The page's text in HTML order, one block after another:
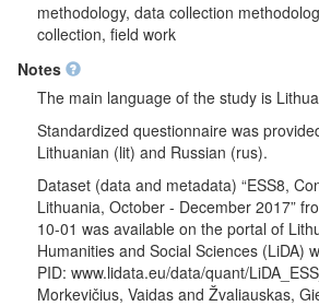
methodology, data collection
collection, field work
Notes
The main language of the study is
Standardized questionnaire was
Lithuanian (lit) and Russian (rus).
Dataset (data and metadata) “ESS8,
Lithuania, October - December 2017”
10-01 was available on the portal of
Humanities and Social Sciences (LiDA)
PID: www.lidata.eu/data/quant/
Morkevičius, Vaidas and Žvaliauskas,